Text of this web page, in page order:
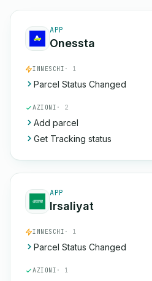
APP
Onessta
INNESCHI · 1
Parcel Status Changed
AZIONI · 2
Add parcel
Get Tracking status
APP
Irsaliyat
INNESCHI · 1
Parcel Status Changed
AZIONI · 1